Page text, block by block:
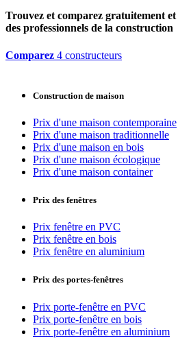
Trouvez et comparez gratuitement et
des professionnels de la construction
Comparez 4 constructeurs
Construction de maison
Prix d'une maison contemporaine
Prix d'une maison traditionnelle
Prix d'une maison en bois
Prix d'une maison écologique
Prix d'une maison container
Prix des fenêtres
Prix fenêtre en PVC
Prix fenêtre en bois
Prix fenêtre en aluminium
Prix des portes-fenêtres
Prix porte-fenêtre en PVC
Prix porte-fenêtre en bois
Prix porte-fenêtre en aluminium